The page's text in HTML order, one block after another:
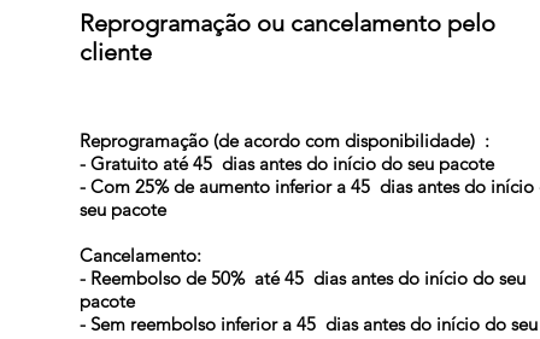
Reprogramação ou cancelamento pelo
cliente
Reprogramação (de acordo com disponibilidade) :
- Gratuito até 45 dias antes do início do seu pacote
- Com 25% de aumento inferior a 45 dias antes do início
seu pacote
Cancelamento:
- Reembolso de 50% até 45 dias antes do início do seu
pacote
- Sem reembolso inferior a 45 dias antes do início do seu